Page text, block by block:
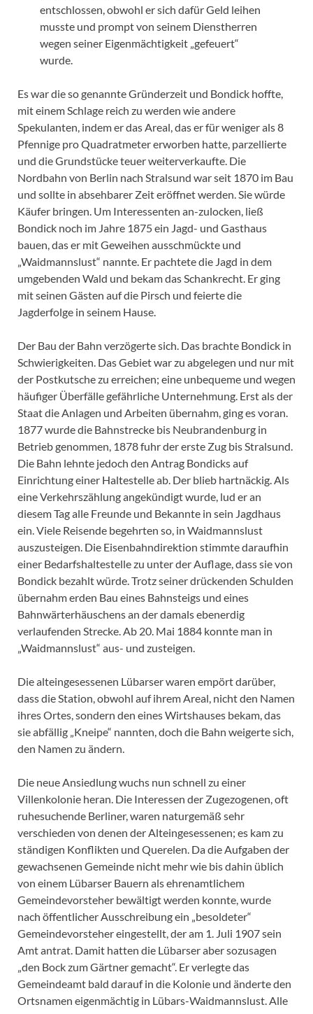
entschlossen, obwohl er sich dafür Geld leihen
musste und prompt von seinem Dienstherren
wegen seiner Eigenmächtigkeit „gefeuert“
wurde.
Es war die so genannte Gründerzeit und Bondick hoffte,
mit einem Schlage reich zu werden wie andere
Spekulanten, indem er das Areal, das er für weniger als 8
Pfennige pro Quadratmeter erworben hatte, parzellierte
und die Grundstücke teuer weiterverkaufte. Die
Nordbahn von Berlin nach Stralsund war seit 1870 im Bau
und sollte in absehbarer Zeit eröffnet werden. Sie würde
Käufer bringen. Um Interessenten an-zulocken, ließ
Bondick noch im Jahre 1875 ein Jagd- und Gasthaus
bauen, das er mit Geweihen ausschmückte und
„Waidmannslust“ nannte. Er pachtete die Jagd in dem
umgebenden Wald und bekam das Schankrecht. Er ging
mit seinen Gästen auf die Pirsch und feierte die
Jagderfolge in seinem Hause.
Der Bau der Bahn verzögerte sich. Das brachte Bondick in
Schwierigkeiten. Das Gebiet war zu abgelegen und nur mit
der Postkutsche zu erreichen; eine unbequeme und wegen
häufiger Überfälle gefährliche Unternehmung. Erst als der
Staat die Anlagen und Arbeiten übernahm, ging es voran.
1877 wurde die Bahnstrecke bis Neubrandenburg in
Betrieb genommen, 1878 fuhr der erste Zug bis Stralsund.
Die Bahn lehnte jedoch den Antrag Bondicks auf
Einrichtung einer Haltestelle ab. Der blieb hartnäckig. Als
eine Verkehrszählung angekündigt wurde, lud er an
diesem Tag alle Freunde und Bekannte in sein Jagdhaus
ein. Viele Reisende begehrten so, in Waidmannslust
auszusteigen. Die Eisenbahndirektion stimmte daraufhin
einer Bedarfshaltestelle zu unter der Auflage, dass sie von
Bondick bezahlt würde. Trotz seiner drückenden Schulden
übernahm erden Bau eines Bahnsteigs und eines
Bahnwärterhäuschens an der damals ebenerdig
verlaufenden Strecke. Ab 20. Mai 1884 konnte man in
„Waidmannslust“ aus- und zusteigen.
Die alteingesessenen Lübarser waren empört darüber,
dass die Station, obwohl auf ihrem Areal, nicht den Namen
ihres Ortes, sondern den eines Wirtshauses bekam, das
sie abfällig „Kneipe“ nannten, doch die Bahn weigerte sich,
den Namen zu ändern.
Die neue Ansiedlung wuchs nun schnell zu einer
Villenkolonie heran. Die Interessen der Zugezogenen, oft
ruhesuchende Berliner, waren naturgemäß sehr
verschieden von denen der Alteingesessenen; es kam zu
ständigen Konflikten und Querelen. Da die Aufgaben der
gewachsenen Gemeinde nicht mehr wie bis dahin üblich
von einem Lübarser Bauern als ehrenamtlichem
Gemeindevorsteher bewältigt werden konnte, wurde
nach öffentlicher Ausschreibung ein „besoldeter“
Gemeindevorsteher eingestellt, der am 1. Juli 1907 sein
Amt antrat. Damit hatten die Lübarser aber sozusagen
„den Bock zum Gärtner gemacht“. Er verlegte das
Gemeindeamt bald darauf in die Kolonie und änderte den
Ortsnamen eigenmächtig in Lübars-Waidmannslust. Alle